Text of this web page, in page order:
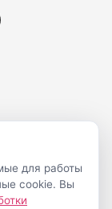
«Р» (БЦ
для работы
cookie. Вы